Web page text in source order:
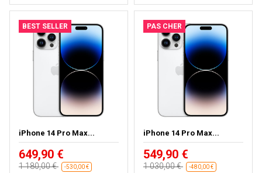
BEST SELLER
iPhone 14 Pro Max...
649,90 €
1 180,00 € -530,00 €
PAS CHER
iPhone 14 Pro Max...
549,90 €
1 030,00 € -480,00 €